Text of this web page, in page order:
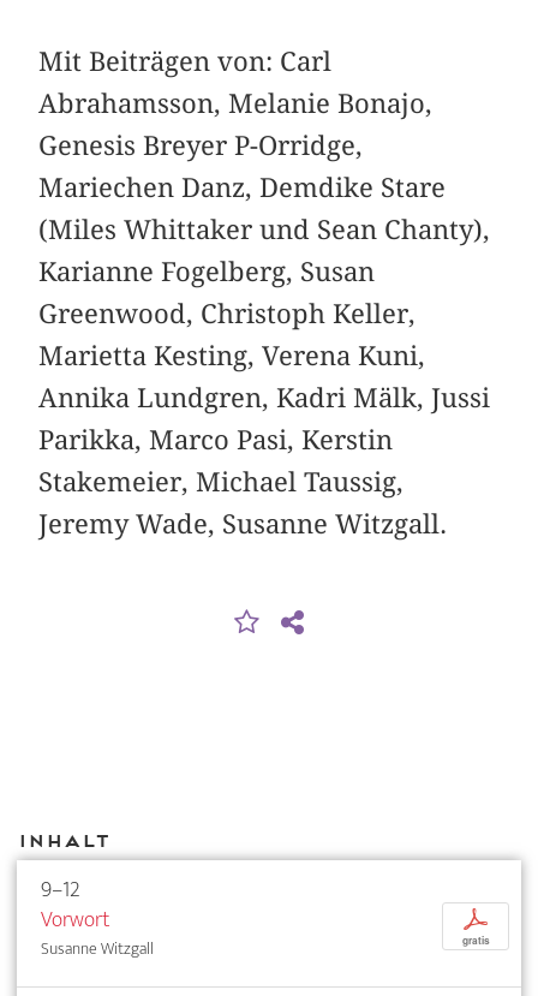
Mit Beiträgen von: Carl
Abrahamsson, Melanie Bonajo,
Genesis Breyer P-Orridge,
Mariechen Danz, Demdike Stare
(Miles Whittaker und Sean Chanty),
Karianne Fogelberg, Susan
Greenwood, Christoph Keller,
Marietta Kesting, Verena Kuni,
Annika Lundgren, Kadri Mälk, Jussi
Parikka, Marco Pasi, Kerstin
Stakemeier, Michael Taussig,
Jeremy Wade, Susanne Witzgall.
Inhalt
9–12
Vorwort
Susanne Witzgall
p
gratis